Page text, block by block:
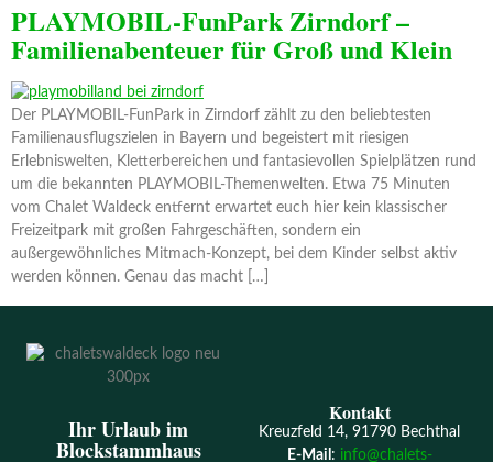
PLAYMOBIL-FunPark Zirndorf –
Familienabenteuer für Groß und Klein
Der PLAYMOBIL-FunPark in Zirndorf zählt zu den beliebtesten
Familienausflugszielen in Bayern und begeistert mit riesigen
Erlebniswelten, Kletterbereichen und fantasievollen Spielplätzen rund
um die bekannten PLAYMOBIL-Themenwelten. Etwa 75 Minuten
vom Chalet Waldeck entfernt erwartet euch hier kein klassischer
Freizeitpark mit großen Fahrgeschäften, sondern ein
außergewöhnliches Mitmach-Konzept, bei dem Kinder selbst aktiv
werden können. Genau das macht […]
Ihr Urlaub im
Blockstammhaus
Kontakt
Kreuzfeld 14, 91790 Bechthal
E-Mail : info@chalets-